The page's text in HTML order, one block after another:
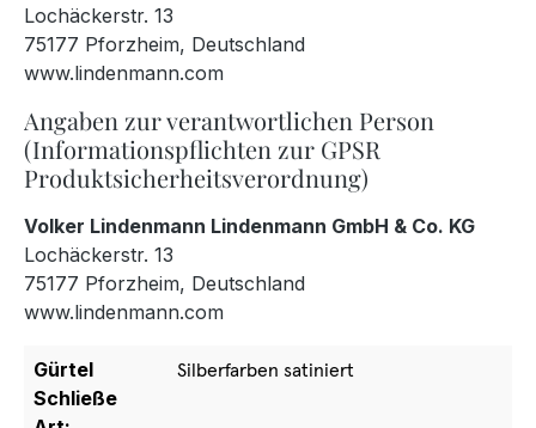
Lochäckerstr. 13
75177 Pforzheim, Deutschland
www.lindenmann.com
Angaben zur verantwortlichen Person
(Informationspflichten zur GPSR
Produktsicherheitsverordnung)
Volker Lindenmann Lindenmann GmbH & Co. KG
Lochäckerstr. 13
75177 Pforzheim, Deutschland
www.lindenmann.com
Gürtel
Schließe
Silberfarben satiniert